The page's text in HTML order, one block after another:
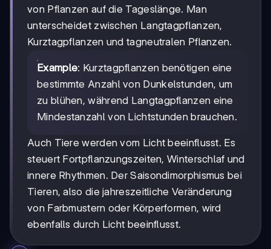
von Pflanzen auf die Tageslänge. Man
unterscheidet zwischen Langtagpflanzen,
Kurztagpflanzen und tagneutralen Pflanzen.
Example: Kurztagpflanzen benötigen eine
bestimmte Anzahl von Dunkelstunden, um
zu blühen, während Langtagpflanzen eine
Mindestanzahl von Lichtstunden brauchen.
Auch Tiere werden vom Licht beeinflusst. Es
steuert Fortpflanzungszeiten, Winterschlaf und
innere Rhythmen. Der Saisondimorphismus bei
Tieren, also die jahreszeitliche Veränderung
von Farbmustern oder Körperformen, wird
ebenfalls durch Licht beeinflusst.